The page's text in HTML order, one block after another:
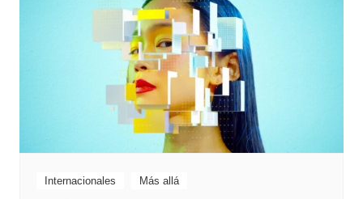
Internacionales Más allá